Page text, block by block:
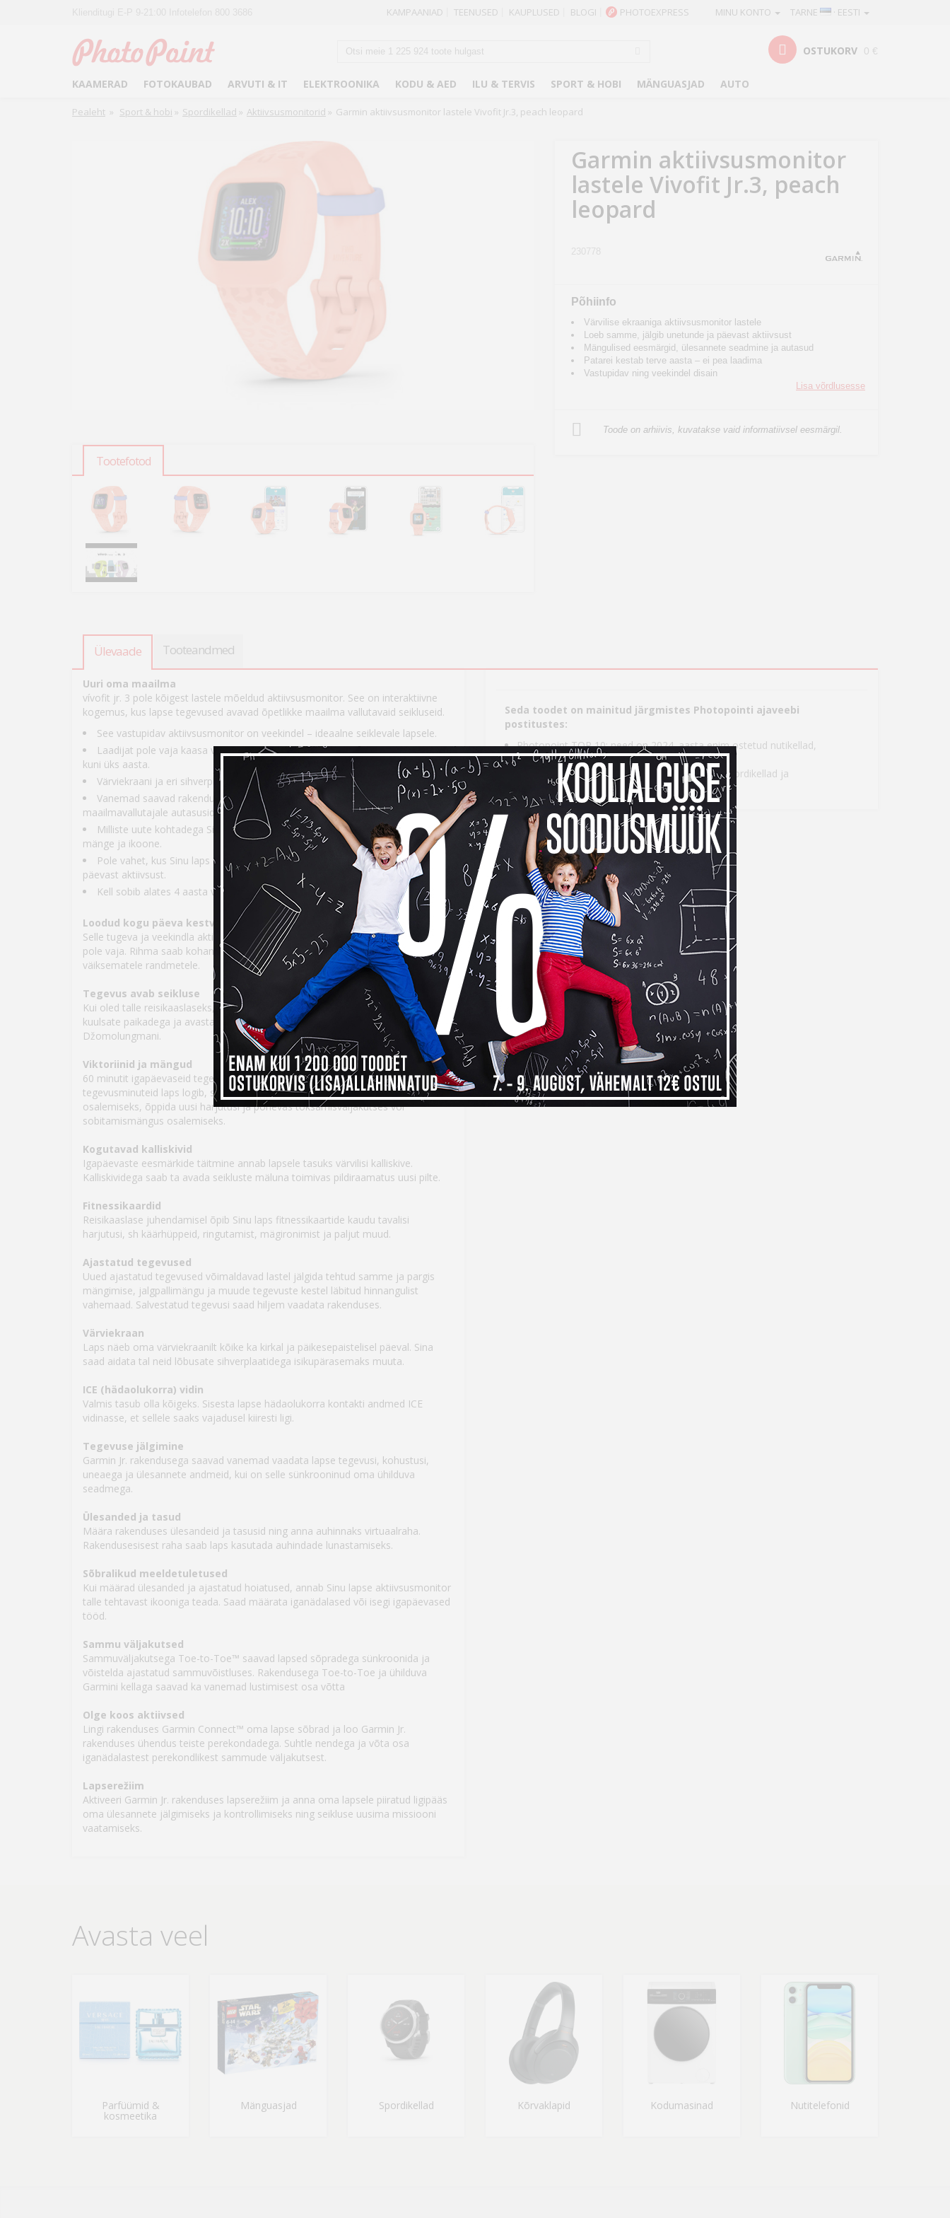
TARNE · EESTI
MINU KONTO
KAMPAANIAD TEENUSED KAUPLUSED BLOGI PHOTOEXPRESS
OSTUKORV 0 €
KAAMERAD FOTOKAUBAD ARVUTI & IT ELEKTROONIKA KODU & AED ILU & TERVIS SPORT & HOBI MÄNGUASJAD AUTO
Pealeht » Sport & hobi » Spordikellad » Aktiivsusmonitorid » Garmin aktiivsusmonitor lastele Vivofit Jr.3, peach leopard
Tootefotod
Garmin aktiivsusmonitor
lastele Vivofit Jr.3, peach
leopard
230778
Põhiinfo
Värvilise ekraaniga aktiivsusmonitor lastele
Loeb samme, jälgib unetunde ja päevast aktiivsust
Mängulised eesmärgid, ülesannete seadmine ja autasud
Patarei kestab terve aasta – ei pea laadima
Vastupidav ning veekindel disain
Lisa võrdlusesse
Toode on arhiivis, kuvatakse vaid informatiivsel eesmärgil.
Ülevaade Tooteandmed
Uuri oma maailma
vívofit jr. 3 pole kõigest lastele mõeldud aktiivsusmonitor. See on interaktiivne
kogemus, kus lapse tegevused avavad õpetlikke maailma vallutavaid seikluseid.
See vastupidav aktiivsusmonitor on veekindel – ideaalne seiklevale lapsele.
Laadijat pole vaja kaasa võtta. Selle hõlpsalt vahetatava patarei tööiga on
kuni üks aasta.
Värviekraani ja eri sihverplaatide valikuga on Sinu laps igaks juhtumiks valmis.
Vanemad saavad rakenduse kaudu ülesandeid hallata ja oma väikesele
maailmavallutajale autasusid anda.
Milliste uute kohtadega Sinu laps tutvub? Mänguaeg avab õpetlikke seikluseid,
mänge ja ikoone.
Pole vahet, kus Sinu laps seikleb, sina saad jälgida tema samme, uneaega ja
päevast aktiivsust.
Kell sobib alates 4 aasta vanustele lastele.
Loodud kogu päeva kestvaks mänguks
Selle tugeva ja veekindla aktiivsusmonitori aku kestab kuni üks aasta – laadida
pole vaja. Rihma saab kohandada nii, et see sobiks mugavalt ka kõige
väiksematele randmetele.
Tegevus avab seikluse
Kui oled talle reisikaaslaseks, avastab Sinu laps õpetlikke seikluseid, tutvub
kuulsate paikadega ja avastab seigeldes müsteeriume iidesest Kreekast
Džomolungmani.
Viktoriinid ja mängud
60 minutit igapäevaseid tegevusi seikluste vabastamiseks – mida rohkem
tegevusminuteid laps logib, seda rohkem võimalusi saab ta viktoriinides
osalemiseks, õppida uusi harjutusi ja põnevas toksamisväljakutses või
sobitamismängus osalemiseks.
Kogutavad kalliskivid
Igapäevaste eesmärkide täitmine annab lapsele tasuks värvilisi kalliskive.
Kalliskividega saab ta avada seikluste mäluna toimivas pildiraamatus uusi pilte.
Fitnessikaardid
Reisikaaslase juhendamisel õpib Sinu laps fitnessikaartide kaudu tavalisi
harjutusi, sh käärhüppeid, ringutamist, mägironimist ja paljut muud.
Ajastatud tegevused
Uued ajastatud tegevused võimaldavad lastel jälgida tehtud samme ja pargis
mängimise, jalgpallimängu ja muude tegevuste kestel läbitud hinnangulist
vahemaad. Salvestatud tegevusi saad hiljem vaadata rakenduses.
Värviekraan
Laps näeb oma värviekraanilt kõike ka kirkal ja päikesepaistelisel päeval. Sina
saad aidata tal neid lõbusate sihverplaatidega isikupärasemaks muuta.
ICE (hädaolukorra) vidin
Valmis tasub olla kõigeks. Sisesta lapse hädaolukorra kontakti andmed ICE
vidinasse, et sellele saaks vajadusel kiiresti ligi.
Tegevuse jälgimine
Garmin Jr. rakendusega saavad vanemad vaadata lapse tegevusi, kohustusi,
uneaega ja ülesannete andmeid, kui on selle sünkrooninud oma ühilduva
seadmega.
Ülesanded ja tasud
Määra rakenduses ülesandeid ja tasusid ning anna auhinnaks virtuaalraha.
Rakendusesisest raha saab laps kasutada auhindade lunastamiseks.
Sõbralikud meeldetuletused
Kui määrad ülesanded ja ajastatud hoiatused, annab Sinu lapse aktiivsusmonitor
talle tehtavast ikooniga teada. Saad määrata iganädalased või isegi igapäevased
tööd.
Sammu väljakutsed
Sammuväljakutsega Toe-to-Toe™ saavad lapsed sõpradega sünkroonida ja
võistelda ajastatud sammuvõistluses. Rakendusega Toe-to-Toe ja ühilduva
Garmini kellaga saavad ka vanemad lustimisest osa võtta
Olge koos aktiivsed
Lingi rakenduses Garmin Connect™ oma lapse sõbrad ja loo Garmin Jr.
rakenduses ühendus teiste perekondadega. Suhtle nendega ja võta osa
iganädalastest perekondlikest sammude väljakutsest.
Lapserežiim
Aktiveeri Garmin Jr. rakenduses lapserežiim ja anna oma lapsele piiratud ligipääs
oma ülesannete jälgimiseks ja kontrollimiseks ning seikluse uusima missiooni
vaatamiseks.
Seda toodet on mainitud järgmistes Photopointi ajaveebi
postitustes:
Photopoint TOP 10: need on 2024. aasta enim ostetud nutikellad,
spordikellad ja aktiivsusmonitorid
Photopoint TOP 10: enim ostetud nutikellad, spordikellad ja
aktiivsusmonitorid aastal 2023
Avasta veel
Parfüümid &
kosmeetika
Mänguasjad Spordikellad Kõrvaklapid Kodumasinad Nutitelefonid